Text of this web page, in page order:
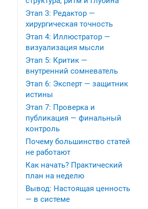
Этап 3: Редактор —
хирургическая точность
Этап 4: Иллюстратор —
визуализация мысли
Этап 5: Критик —
внутренний сомневатель
Этап 6: Эксперт — защитник
истины
Этап 7: Проверка и
публикация — финальный
контроль
Почему большинство статей
не работают
Как начать? Практический
план на неделю
Вывод: Настоящая ценность
— в системе